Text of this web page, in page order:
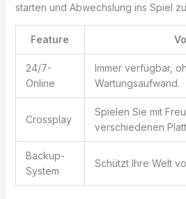
starten und Abwechslung ins Spiel
Feature
24/7-
Online
Immer verfügbar,
Wartungsaufwand.
Crossplay
Spielen Sie mit
verschiedenen
Backup-
System
Schützt Ihre Welt